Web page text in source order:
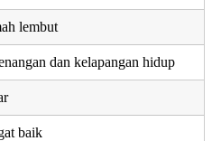
lembut
dan kelapangan hidup
baik